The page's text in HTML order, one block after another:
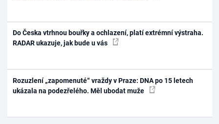
Do Česka vtrhnou bouřky a ochlazení, platí extrémní výstraha.
RADAR ukazuje, jak bude u vás
Rozuzlení „zapomenuté“ vraždy v Praze: DNA po 15 letech
ukázala na podezřelého. Měl ubodat muže